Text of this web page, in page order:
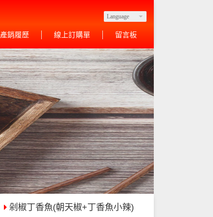
Language
產銷履歷 線上訂購單 留言板
剁椒丁香魚(朝天椒+丁香魚小辣)